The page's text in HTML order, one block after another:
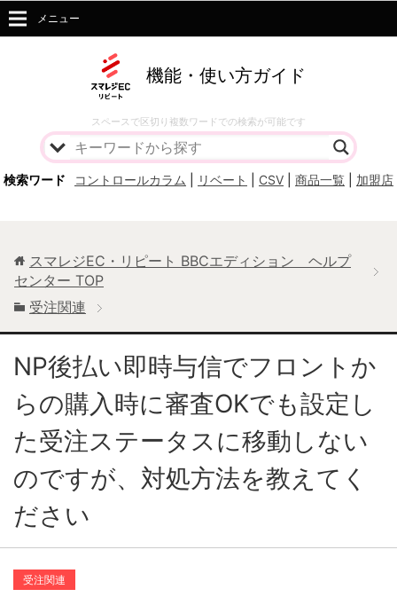
機能・使い方ガイド
スペースで区切り複数ワードでの検索が可能です
検索ワード コントロールカラム リベート CSV 商品一覧 加盟店
メニュー
スマレジEC・リピート BBCエディション ヘルプ
センター TOP
受注関連
NP後払い即時与信でフロントか
らの購入時に審査OKでも設定し
た受注ステータスに移動しない
のですが、対処方法を教えてく
ださい
受注関連